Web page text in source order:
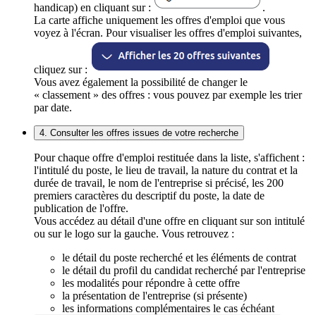
handicap) en cliquant sur :
.
La carte affiche uniquement les offres d'emploi que vous
voyez à l'écran. Pour visualiser les offres d'emploi suivantes,
cliquez sur :
Vous avez également la possibilité de changer le
« classement » des offres : vous pouvez par exemple les trier
par date.
4. Consulter les offres issues de votre recherche
Pour chaque offre d'emploi restituée dans la liste, s'affichent :
l'intitulé du poste, le lieu de travail, la nature du contrat et la
durée de travail, le nom de l'entreprise si précisé, les 200
premiers caractères du descriptif du poste, la date de
publication de l'offre.
Vous accédez au détail d'une offre en cliquant sur son intitulé
ou sur le logo sur la gauche. Vous retrouvez :
le détail du poste recherché et les éléments de contrat
le détail du profil du candidat recherché par l'entreprise
les modalités pour répondre à cette offre
la présentation de l'entreprise (si présente)
les informations complémentaires le cas échéant